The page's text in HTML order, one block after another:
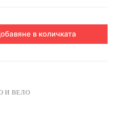
в количката
И ВЕЛО